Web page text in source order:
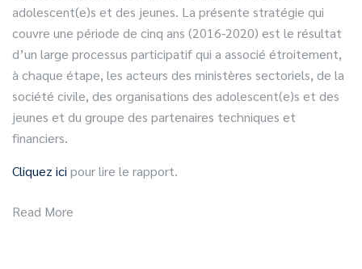
adolescent(e)s et des jeunes. La présente stratégie qui
couvre une période de cinq ans (2016-2020) est le résultat
d’un large processus participatif qui a associé étroitement,
à chaque étape, les acteurs des ministères sectoriels, de la
société civile, des organisations des adolescent(e)s et des
jeunes et du groupe des partenaires techniques et
financiers.
Cliquez ici pour lire le rapport.
Read More